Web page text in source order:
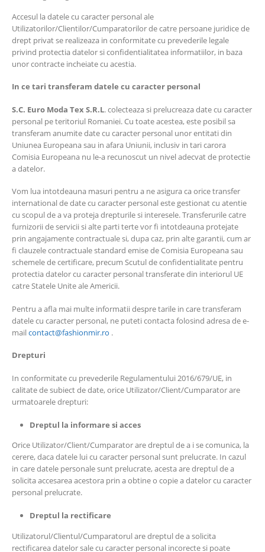
Accesul la datele cu caracter personal ale
Utilizatorilor/Clientilor/Cumparatorilor de catre persoane juridice de
drept privat se realizeaza in conformitate cu prevederile legale
privind protectia datelor si confidentialitatea informatiilor, in baza
unor contracte incheiate cu acestia.
In ce tari transferam datele cu caracter personal
S.C. Euro Moda Tex S.R.L. colecteaza si prelucreaza date cu caracter
personal pe teritoriul Romaniei. Cu toate acestea, este posibil sa
transferam anumite date cu caracter personal unor entitati din
Uniunea Europeana sau in afara Uniunii, inclusiv in tari carora
Comisia Europeana nu le-a recunoscut un nivel adecvat de protectie
a datelor.
Vom lua intotdeauna masuri pentru a ne asigura ca orice transfer
international de date cu caracter personal este gestionat cu atentie
cu scopul de a va proteja drepturile si interesele. Transferurile catre
furnizorii de servicii si alte parti terte vor fi intotdeauna protejate
prin angajamente contractuale si, dupa caz, prin alte garantii, cum ar
fi clauzele contractuale standard emise de Comisia Europeana sau
schemele de certificare, precum Scutul de confidentialitate pentru
protectia datelor cu caracter personal transferate din interiorul UE
catre Statele Unite ale Americii.
Pentru a afla mai multe informatii despre tarile in care transferam
datele cu caracter personal, ne puteti contacta folosind adresa de e-
mailcontact@fashionmir.ro .
Drepturi
In conformitate cu prevederile Regulamentului 2016/679/UE, in
calitate de subiect de date, orice Utilizator/Client/Cumparator are
urmatoarele drepturi:
Dreptul la informare si acces
Orice Utilizator/Client/Cumparator are dreptul de a i se comunica, la
cerere, daca datele lui cu caracter personal sunt prelucrate. In cazul
in care datele personale sunt prelucrate, acesta are dreptul de a
solicita accesarea acestora prin a obtine o copie a datelor cu caracter
personal prelucrate.
Dreptul la rectificare
Utilizatorul/Clientul/Cumparatorul are dreptul de a solicita
rectificarea datelor sale cu caracter personal incorecte si poate